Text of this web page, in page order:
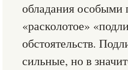
обладания особыми
«расколотое»
обстоятельств.
сильные, но в